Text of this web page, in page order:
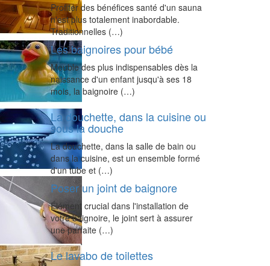
Profiter des bénéfices santé d'un sauna
n'est plus totalement inabordable.
Traditionnelles (…)
Les baignoires pour bébé
Meuble des plus indispensables dès la
naissance d'un enfant jusqu'à ses 18
mois, la baignoire (…)
La douchette, dans la cuisine ou
sous la douche
La douchette, dans la salle de bain ou
dans la cuisine, est un ensemble formé
d'un tube et (…)
Poser un joint de baignore
Élément crucial dans l'installation de
votre baignoire, le joint sert à assurer
une parfaite (…)
Le lavabo de toilettes